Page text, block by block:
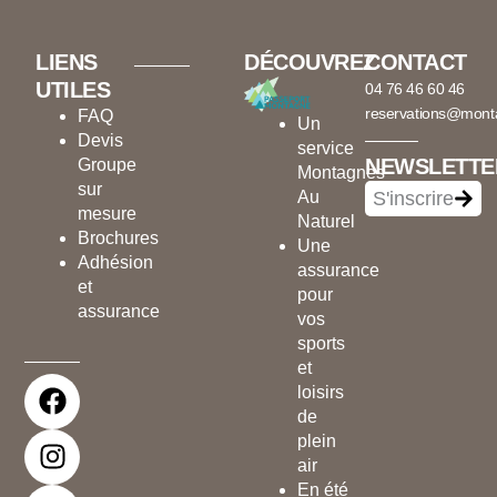
LIENS
UTILES
FAQ
Devis
Groupe
sur
mesure
Brochures
Adhésion
et
assurance
F
a
c
e
I
n
s
t
L
i
n
k
DÉCOUVREZ
Un
service
Montagnes
Au
Naturel
Une
assurance
pour
vos
sports
et
loisirs
de
plein
air
En été
CONTACT
04 76 46 60 46
S'inscrire